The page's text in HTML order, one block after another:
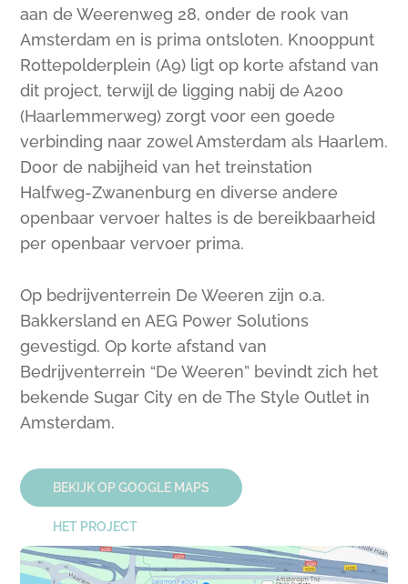
aan de Weerenweg 28, onder de rook van
Amsterdam en is prima ontsloten. Knooppunt
Rottepolderplein (A9) ligt op korte afstand van
dit project, terwijl de ligging nabij de A200
(Haarlemmerweg) zorgt voor een goede
verbinding naar zowel Amsterdam als Haarlem.
Door de nabijheid van het treinstation
Halfweg-Zwanenburg en diverse andere
openbaar vervoer haltes is de bereikbaarheid
per openbaar vervoer prima.
Op bedrijventerrein De Weeren zijn o.a.
Bakkersland en AEG Power Solutions
gevestigd. Op korte afstand van
Bedrijventerrein “De Weeren” bevindt zich het
bekende Sugar City en de The Style Outlet in
Amsterdam.
BEKIJK OP GOOGLE MAPS
HET PROJECT